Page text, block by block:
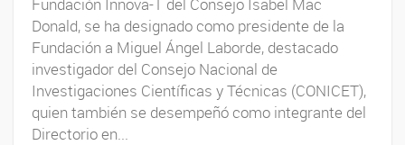
Fundación Innova-T del Consejo Isabel Mac
Donald, se ha designado como presidente de la
Fundación a Miguel Ángel Laborde, destacado
investigador del Consejo Nacional de
Investigaciones Científicas y Técnicas (CONICET),
quien también se desempeñó como integrante del
Directorio en...